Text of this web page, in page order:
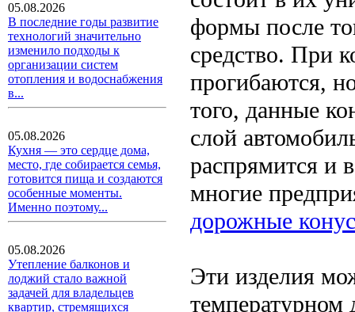
05.08.2026
В последние годы развитие
технологий значительно
изменило подходы к
организации систем
отопления и водоснабжения
в...
05.08.2026
Кухня — это сердце дома,
место, где собирается семья,
готовится пища и создаются
особенные моменты.
Именно поэтому...
05.08.2026
Утепление балконов и
лоджий стало важной
задачей для владельцев
квартир, стремящихся
формы после
средство. При
прогибаются,
того, данные
слой
распрямится и
многие
дорожные
Эти изделия